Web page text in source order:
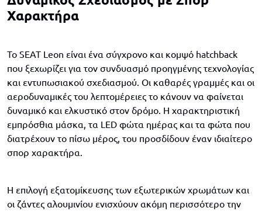
Χαρακτήρα
Το SEAT Leon είναι ένα σύγχρονο και κομψό hatchback
που ξεχωρίζει για τον συνδυασμό προηγμένης τεχνολογίας
και εντυπωσιακού σχεδιασμού. Οι καθαρές γραμμές και οι
αεροδυναμικές του λεπτομέρειες το κάνουν να φαίνεται
δυναμικό και ελκυστικό στον δρόμο. Η χαρακτηριστική
εμπρόσθια μάσκα, τα LED φώτα ημέρας και τα φώτα που
διατρέχουν το πίσω μέρος, του προσδίδουν έναν ιδιαίτερο
σπορ χαρακτήρα.
Η επιλογή εξατομίκευσης των εξωτερικών χρωμάτων και
οι ζάντες αλουμινίου ενισχύουν ακόμη περισσότερο την